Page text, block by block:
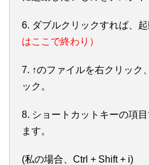
6. ダブルクリックすれば、
はここで終わり）
7. ↑のファイルを右クリック
ック。
8. ショートカットキーの項
ます。
(私の場合、Ctrl + Shift + i)